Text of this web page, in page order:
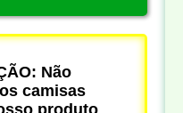
Não
camisas
produto